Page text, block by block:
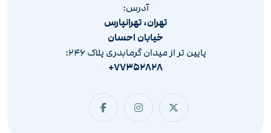
آدرس:
تهران، تهرانپارس
خیابان احسان
پایین تر از میدان گرمابدری پلاک ۲۴۶:
۷۷۳۵۲۸۲۸+